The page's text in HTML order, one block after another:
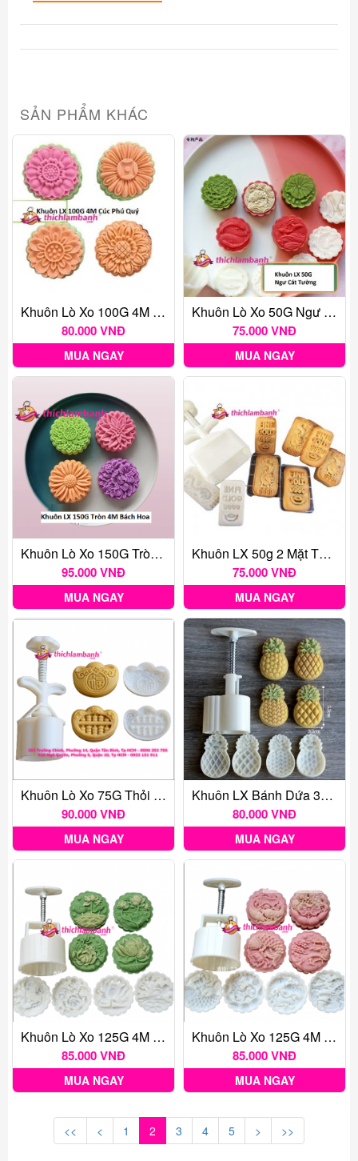
SẢN PHẨM KHÁC
Khuôn Lò Xo 100G 4M Cúc Phú Quý
80.000 VNĐ
MUA NGAY
Khuôn Lò Xo 50G Ngư Cát Tường
75.000 VNĐ
MUA NGAY
Khuôn Lò Xo 150G Tròn 4M Bách Hoa
95.000 VNĐ
MUA NGAY
Khuôn LX 50g 2 Mặt Thỏi Vàng Rồng 2025
75.000 VNĐ
MUA NGAY
Khuôn Lò Xo 75G Thỏi Vàng 2M 2024
90.000 VNĐ
MUA NGAY
Khuôn LX Bánh Dứa 30g 4 Mặt
80.000 VNĐ
MUA NGAY
Khuôn Lò Xo 125G 4M Sen 2024
85.000 VNĐ
MUA NGAY
Khuôn Lò Xo 125G 4M Song Ngư 2024
85.000 VNĐ
MUA NGAY
<< < 1 2 3 4 5 > >>